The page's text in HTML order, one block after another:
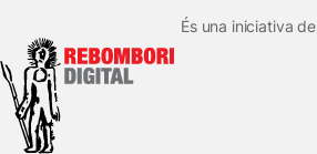
És una iniciativa de